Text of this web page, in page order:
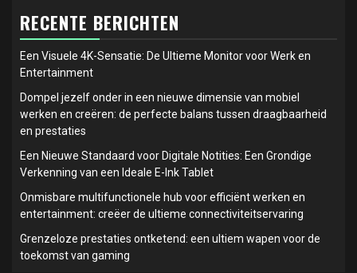
RECENTE BERICHTEN
Een Visuele 4K-Sensatie: De Ultieme Monitor voor Werk en
Entertainment
Dompel jezelf onder in een nieuwe dimensie van mobiel
werken en creëren: de perfecte balans tussen draagbaarheid
en prestaties
Een Nieuwe Standaard voor Digitale Notities: Een Grondige
Verkenning van een Ideale E-Ink Tablet
Onmisbare multifunctionele hub voor efficiënt werken en
entertainment: creëer de ultieme connectiviteitservaring
Grenzeloze prestaties ontketend: een ultiem wapen voor de
toekomst van gaming